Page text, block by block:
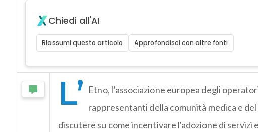
Chiedi all'AI
Riassumi questo articolo Approfondisci con altre fonti
L’ Etno, l’associazione europea degli
rappresentanti della comunità medica e
discutere su come incentivare l'adozione di servizi